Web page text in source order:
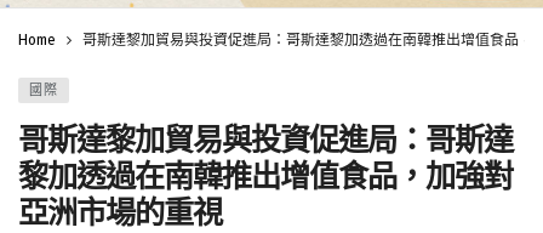
Home 哥斯達黎加貿易與投資促進局：哥斯達黎加透過在南韓推出增值食品，
國際
哥斯達黎加貿易與投資促進局：哥斯達
黎加透過在南韓推出增值食品，加強對
亞洲市場的重視